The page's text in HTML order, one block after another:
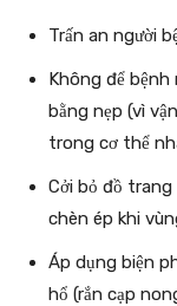
Trấn an người
Không để
bằng nẹp (vì
trong cơ thể
Cởi bỏ đồ
chèn ép khi
Áp dụng biện
hổ (rắn cạp